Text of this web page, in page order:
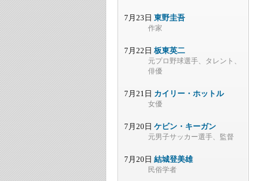
7月23日 東野圭吾
作家
7月22日 板東英二
元プロ野球選手、タレント、
俳優
7月21日 カイリー・ホットル
女優
7月20日 ケビン・キーガン
元男子サッカー選手、監督
7月20日 結城登美雄
民俗学者